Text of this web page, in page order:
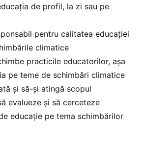
de profil, la zi sau pe
pentru calitatea educației
climatice
practicile educatorilor, așa
pe teme de schimbări climatice
și să-și atingă scopul
evalueze și să cerceteze
educație pe tema schimbărilor